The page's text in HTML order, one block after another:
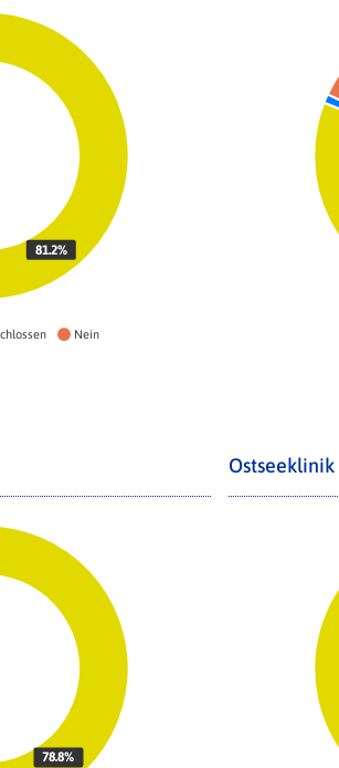
Nein
81.2%
78.8%